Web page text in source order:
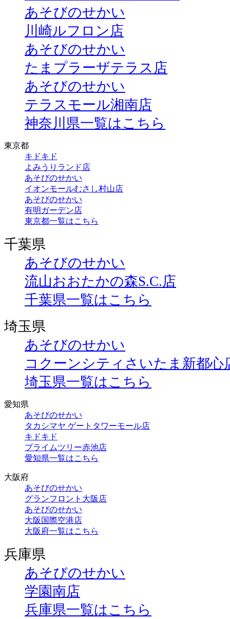
あそびのせかい
川崎ルフロン店
あそびのせかい
たまプラーザテラス店
あそびのせかい
テラスモール湘南店
神奈川県一覧はこちら
東京都
キドキド
よみうりランド店
あそびのせかい
イオンモールむさし村山店
あそびのせかい
有明ガーデン店
東京都一覧はこちら
千葉県
あそびのせかい
流山おおたかの森S.C.店
千葉県一覧はこちら
埼玉県
あそびのせかい
コクーンシティさいたま新都心
埼玉県一覧はこちら
愛知県
あそびのせかい
タカシマヤ ゲートタワーモール店
キドキド
プライムツリー赤池店
愛知県一覧はこちら
大阪府
あそびのせかい
グランフロント大阪店
あそびのせかい
大阪国際空港店
大阪府一覧はこちら
兵庫県
あそびのせかい
学園南店
兵庫県一覧はこちら